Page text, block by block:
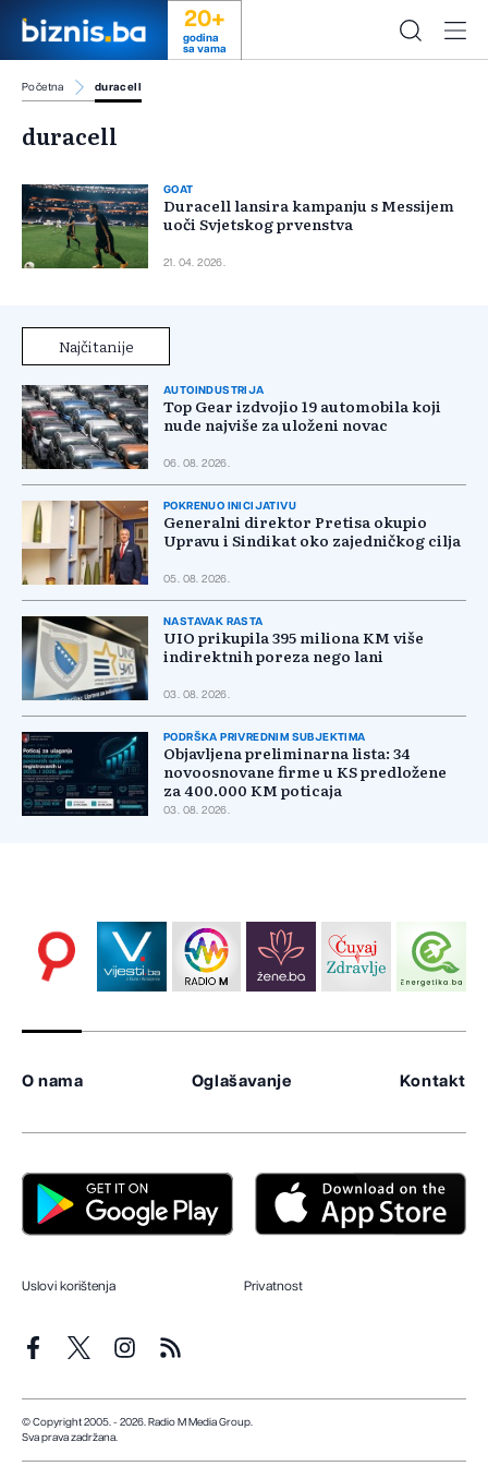
20+
godina
sa vama
Početna duracell
duracell
GOAT
Duracell lansira kampanju s Messijem
uoči Svjetskog prvenstva
21. 04. 2026.
Najčitanije
AUTOINDUSTRIJA
Top Gear izdvojio 19 automobila koji
nude najviše za uloženi novac
06. 08. 2026.
POKRENUO INICIJATIVU
Generalni direktor Pretisa okupio
Upravu i Sindikat oko zajedničkog cilja
05. 08. 2026.
NASTAVAK RASTA
UIO prikupila 395 miliona KM više
indirektnih poreza nego lani
03. 08. 2026.
PODRŠKA PRIVREDNIM SUBJEKTIMA
Objavljena preliminarna lista: 34
novoosnovane firme u KS predložene
za 400.000 KM poticaja
03. 08. 2026.
O nama Oglašavanje Kontakt
Uslovi korištenja Privatnost
© Copyright 2005. - 2026. Radio M Media Group.
Sva prava zadržana.